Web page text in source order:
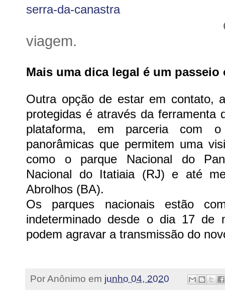
serra-da-canastra
e embarque
viagem.
Mais uma dica legal é um
Outra opção de estar em contato,
protegidas é através da ferramenta
plataforma, em parceria com
panorâmicas que permitem uma
como o parque Nacional do
Nacional do Itatiaia (RJ) e até
Abrolhos (BA).
Os parques nacionais estão
indeterminado desde o dia 17 de
podem agravar a transmissão do
PorAnônimo em junho 04, 2020